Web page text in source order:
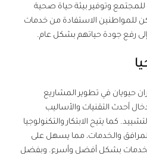
وتوفير بيئة حياة صحية
الاستفادة من خدمات
جودة حياتهم بشكل عام.
في تطوير المشاريع
التقنيات والأساليب
يتيح الابتكار والتكنولوجيا
والخدمات، مما يسهل على
بشكل أفضل وأسرع. وبفضل